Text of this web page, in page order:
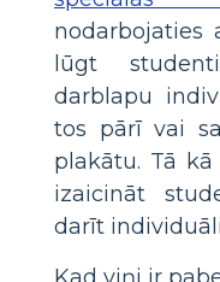
nodarbojaties
lūgt
darblapu
tos pārī vai
plakātu. Tā
izaicināt
darīt